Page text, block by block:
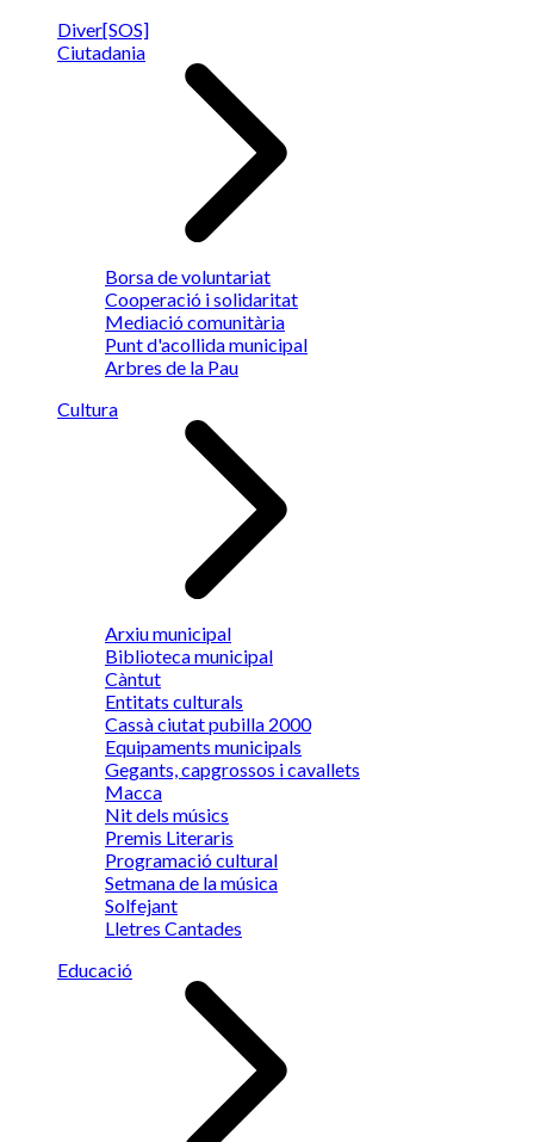
Diver[SOS]
Ciutadania
Borsa de voluntariat
Cooperació i solidaritat
Mediació comunitària
Punt d'acollida municipal
Arbres de la Pau
Cultura
Arxiu municipal
Biblioteca municipal
Càntut
Entitats culturals
Cassà ciutat pubilla 2000
Equipaments municipals
Gegants, capgrossos i cavallets
Macca
Nit dels músics
Premis Literaris
Programació cultural
Setmana de la música
Solfejant
Lletres Cantades
Educació